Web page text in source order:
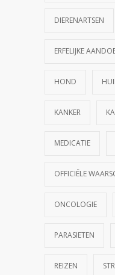
DIERENARTSEN
ERFELIJKE
HOND
KANKER
MEDICATIE
OFFICIËLE
ONCOLOGIE
PARASIETEN
REIZEN